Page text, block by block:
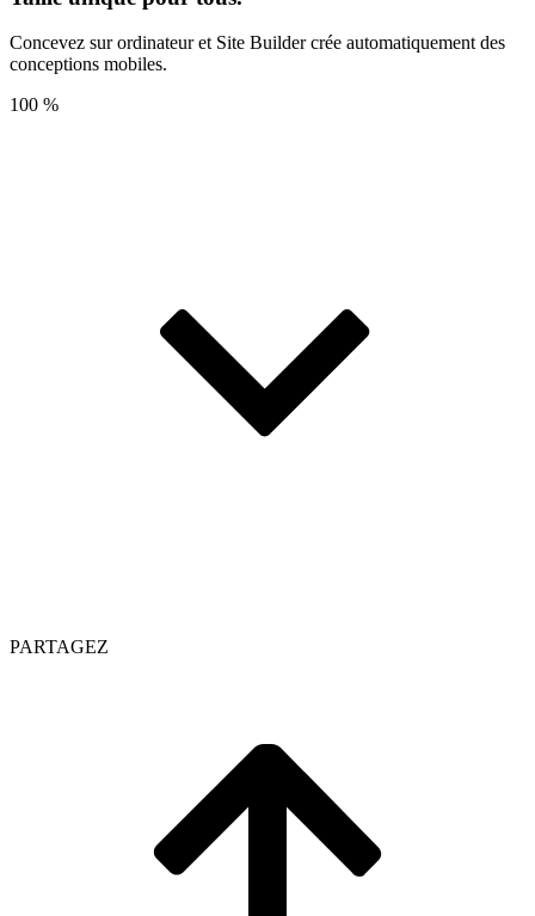
Concevez sur ordinateur et Site Builder crée automatiquement des
conceptions mobiles.
100 %
PARTAGEZ